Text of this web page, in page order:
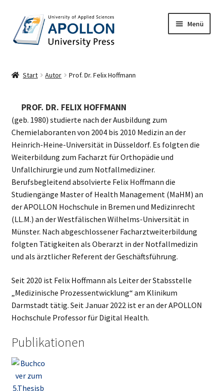
Navigation
springen
Zum
Inhalt
springen
Menü
Start Autor Prof. Dr. Felix Hoffmann
PROF. DR. FELIX HOFFMANN
(geb. 1980) studierte nach der Ausbildung zum
Chemielaboranten von 2004 bis 2010 Medizin an der
Heinrich-Heine-Universität in Düsseldorf. Es folgten die
Weiterbildung zum Facharzt für Orthopädie und
Unfallchirurgie und zum Notfallmediziner.
Berufsbegleitend absolvierte Felix Hoffmann die
Studiengänge Master of Health Management (MaHM) an
der APOLLON Hochschule in Bremen und Medizinrecht
(LL.M.) an der Westfälischen Wilhelms-Universität in
Münster. Nach abgeschlossener Facharztweiterbildung
folgten Tätigkeiten als Oberarzt in der Notfallmedizin
und als ärztlicher Referent der Geschäftsführung.
Seit 2020 ist Felix Hoffmann als Leiter der Stabsstelle
„Medizinische Prozessentwicklung“ am Klinikum
Darmstadt tätig. Seit Januar 2022 ist er an der APOLLON
Hochschule Professor für Digital Health.
Publikationen